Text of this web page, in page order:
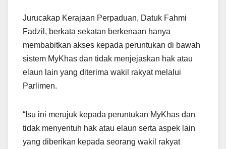
k
Jurucakap Kerajaan Perpaduan, Datuk Fahmi
Fadzil, berkata sekatan berkenaan hanya
membabitkan akses kepada peruntukan di bawah
sistem MyKhas dan tidak menjejaskan hak atau
elaun lain yang diterima wakil rakyat melalui
Parlimen.
“Isu ini merujuk kepada peruntukan MyKhas dan
tidak menyentuh hak atau elaun serta aspek lain
yang diberikan kepada seorang wakil rakyat